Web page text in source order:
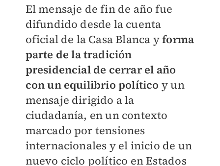
El mensaje de fin de año fue
difundido desde la cuenta
oficial de la Casa Blanca yforma
parte de la tradición
presidencial de cerrar el año
con un equilibrio político y un
mensaje dirigido a la
ciudadanía, en un contexto
marcado por tensiones
internacionales y el inicio de un
nuevo ciclo político en Estados